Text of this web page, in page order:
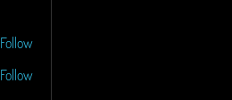
Follow
Follow